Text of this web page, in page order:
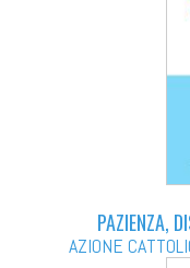
PAZIENZA,
AZIONE